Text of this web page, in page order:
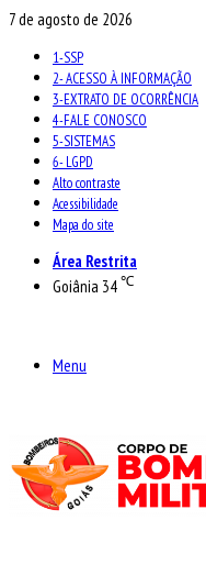
7 de agosto de 2026
1-SSP
2- ACESSO À INFORMAÇÃO
3-EXTRATO DE OCORRÊNCIA
4-FALE CONOSCO
5-SISTEMAS
6- LGPD
Alto contraste
Acessibilidade
Mapa do site
Área Restrita
Goiânia 34℃
Menu